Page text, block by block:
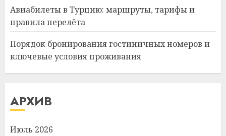
Авиабилеты в Турцию: маршруты, тарифы и
правила перелёта
Порядок бронирования гостиничных номеров и
ключевые условия проживания
АРХИВ
Июль 2026